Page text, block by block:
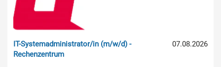
07.08.2026
IT-Systemadministrator/in (m/w/d) -
Rechenzentrum